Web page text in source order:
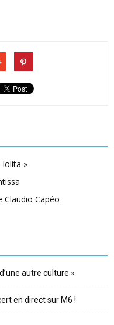
lolita »
Claudio Capéo
autre culture »
en direct sur M6 !